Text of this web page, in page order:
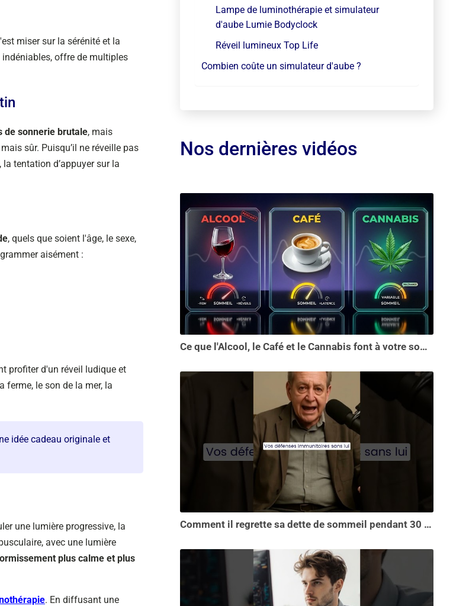
miser sur la sérénité et la
indéniables, offre de multiples
de sonnerie brutale, mais
sûr. Puisqu’il ne réveille pas
la tentation d’appuyer sur la
, quels que soient l'âge, le sexe,
aisément :
profiter d'un réveil ludique et
ferme, le son de la mer, la
idée cadeau originale et
une lumière progressive, la
avec une lumière
plus calme et plus
. En diffusant une
Lampe de luminothérapie et simulateur
d'aube Lumie Bodyclock
Réveil lumineux Top Life
Combien coûte un simulateur d'aube ?
Nos dernières vidéos
Ce que l'Alcool, le Café et le Cannabis font à votre sommeil vous choquera
Comment il regrette sa dette de sommeil pendant 30 ans.